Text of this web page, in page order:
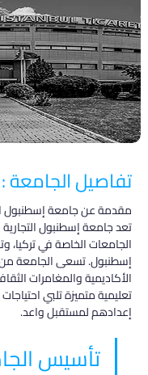
تفاصيل الجامعة :
مقدمة عن جامعة إسطنبول
تعد جامعة إسطنبول
الجامعات الخاصة في
إسطنبول. تسعى الجامعة من
الأكاديمية والمغامرات
تعليمية متميزة تلبي
إعدادهم لمستقبل واعد.
تأسيس